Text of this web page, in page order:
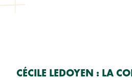
CÉCILE LEDOYEN : LA